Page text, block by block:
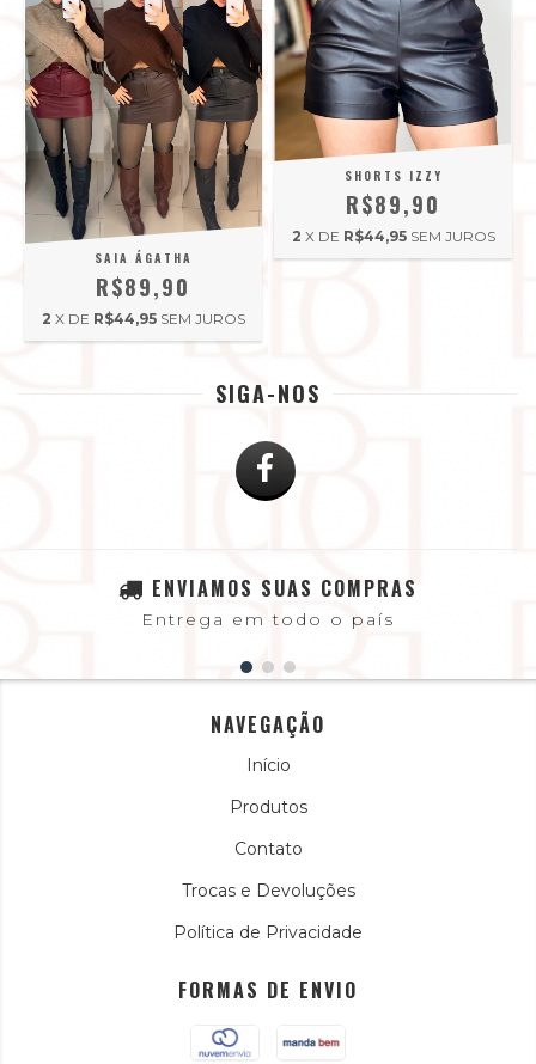
SAIA ÁGATHA
R$89,90
2 X DE R$44,95 SEM JUROS
SHORTS IZZY
R$89,90
2 X DE R$44,95 SEM JUROS
SIGA-NOS
ENVIAMOS SUAS COMPRAS
Entrega em todo o país
NAVEGAÇÃO
Início
Produtos
Contato
Trocas e Devoluções
Política de Privacidade
FORMAS DE ENVIO